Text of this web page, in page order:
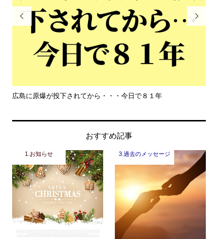

もっと危機感を持って生きて欲しい

おすすめ記事
1.お知らせ 3.過去のメッセージ